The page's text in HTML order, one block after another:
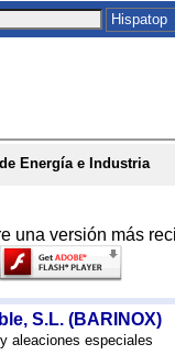
Energía e Industria
una versión más
S.L. (BARINOX)
aleaciones especiales